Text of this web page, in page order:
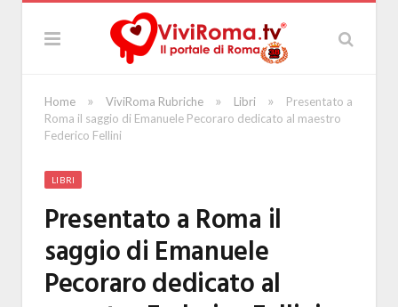
Home » ViviRoma Rubriche » Libri »
Presentato a
Roma il saggio di Emanuele Pecoraro dedicato al maestro
Federico Fellini
LIBRI
Presentato a Roma il
saggio di Emanuele
Pecoraro dedicato al